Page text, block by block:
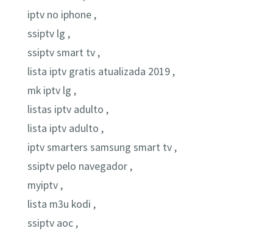
iptv no iphone ,
ssiptv lg ,
ssiptv smart tv ,
lista iptv gratis atualizada 2019 ,
mk iptv lg ,
listas iptv adulto ,
lista iptv adulto ,
iptv smarters samsung smart tv ,
ssiptv pelo navegador ,
myiptv ,
lista m3u kodi ,
ssiptv aoc ,